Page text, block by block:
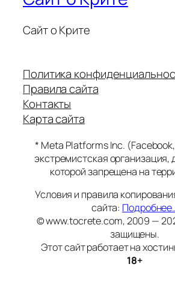
Сайт о Крите
Политика
Правила сайта
Контакты
Карта сайта
* Meta Platforms Inc.
экстремистская организация,
которой запрещена на
Условия и правила
сайта:
© www.tocrete.com, 2009 —
защищены.
Этот сайт работает на
18+